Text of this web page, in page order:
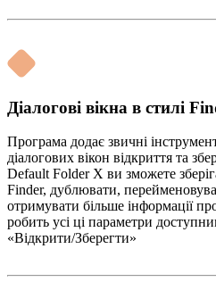
Діалогові вікна в стилі
Програма додає звичні
діалогових вікон відкриття та
Default Folder X ви зможете
Finder, дублювати,
отримувати більше інформації
робить усі ці параметри
«Відкрити/Зберегти»